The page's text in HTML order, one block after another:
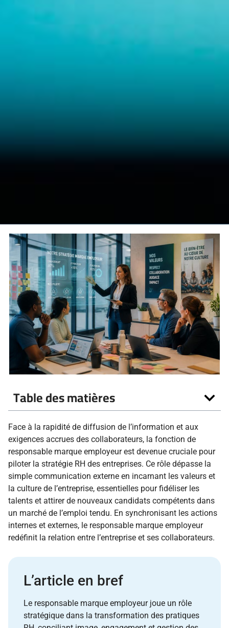
Table des matières
Face à la rapidité de diffusion de l’information et aux
exigences accrues des collaborateurs, la fonction de
responsable marque employeur est devenue cruciale pour
piloter la stratégie RH des entreprises. Ce rôle dépasse la
simple communication externe en incarnant les valeurs et
la culture de l’entreprise, essentielles pour fidéliser les
talents et attirer de nouveaux candidats compétents dans
un marché de l’emploi tendu. En synchronisant les actions
internes et externes, le responsable marque employeur
redéfinit la relation entre l’entreprise et ses collaborateurs.
L’article en bref
Le responsable marque employeur joue un rôle
stratégique dans la transformation des pratiques